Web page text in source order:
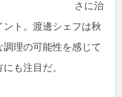
さに治
ト。渡邊シェフは秋
理の可能性を感じて
も注目だ。